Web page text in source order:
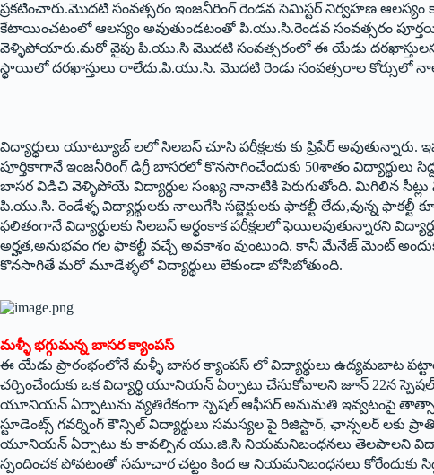
ప్రకటించారు.మొదటి సంవత్సరం ఇంజనీరింగ్‌ ‌రెండవ సెమిస్టర్‌ ‌నిర్వహణ ఆలస్యం
కేటాయించటంలో ఆలస్యం అవుతుండటంతో పి.యు.సి.రెండవ సంవత్సరం
వెళ్ళిపోయారు.మరో వైపు పి.యు.సి మొదటి సంవత్సరంలో ఈ యేడు
స్థాయిలో దరఖాస్తులు రాలేదు.పి.యు.సి. మొదటి రెండు సంవత్సరాల కోర్సులో
విద్యార్థులు యూట్యూబ్‌ ‌లలో సిలబస్‌ ‌చూసి పరీక్షలకు కు ప్రిపేర్‌ అవుతున్నారు.
పూర్తికాగానే ఇంజనీరింగ్‌ ‌డిగ్రీ బాసరలో కొనసాగించేందుకు 50శాతం విద్యార్థులు
బాసర విడిచి వెళ్ళిపోయే విద్యార్థుల సంఖ్య నానాటికి పెరుగుతోంది. మిగిలిన సీట్లు
పి.యు.సి. రెండేళ్ళ విద్యార్థులకు నాలుగేసి సబ్జెక్టులకు ఫాకల్టీ లేదు,వున్న
ఫలితంగానే విద్యార్థులకు సిలబస్‌ అర్ధంకాక పరీక్షలలో ఫెయిలవుతున్నారని
అర్హత,అనుభవం గల ఫాకల్టీ వచ్చే అవకాశం వుంటుంది. కానీ మేనేజ్‌ ‌మెంట్‌ అం‌దుకు
కొనసాగితే మరో మూడేళ్ళలో విద్యార్థులు లేకుండా బోసిబోతుంది.
మళ్ళీ భగ్గుమన్న బాసర క్యాంపస్‌
ఈ ‌యేడు ప్రారంభంలోనే మళ్ళీ బాసర క్యాంపస్‌ ‌లో విద్యార్థులు ఉద్యమబాట
చర్చించేందుకు ఒక విద్యార్థి యూనియన్‌ ఏర్పాటు చేసుకోవాలని జూన్‌ 22‌న స్పెషల్‌
యూనియన్‌ ఏర్పాటును వ్యతిరేకంగా స్పెషల్‌ ఆఫీసర్‌ అనుమతి ఇవ్వటంపై తాత్సారం
స్టూడెంట్స్ ‌గవర్నింగ్‌ ‌కౌన్సిల్‌ ‌విద్యార్థులు సమస్యల పై రిజిస్టార్‌, ‌ఛాన్సలర్‌ ‌లకు
యూనియన్‌ ఏర్పాటు కు కావల్సిన యు.జి.సి నియమనిబంధనలు తెలపాలని
‌స్పందించక పోవటంతో సమాచార చట్టం కింద ఆ నియమనిబంధనలు కోరేందుకు